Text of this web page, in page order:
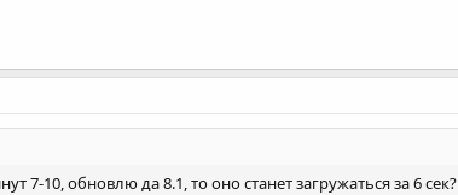
7-10, обновлю да 8.1, то оно станет загружаться за 6 сек?